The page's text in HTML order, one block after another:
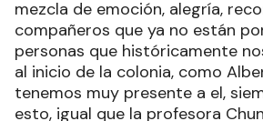
mezcla de emoción, alegría,
compañeros que ya no están
personas que históricamente
al inicio de la colonia, como
tenemos muy presente a el,
esto, igual que la profesora